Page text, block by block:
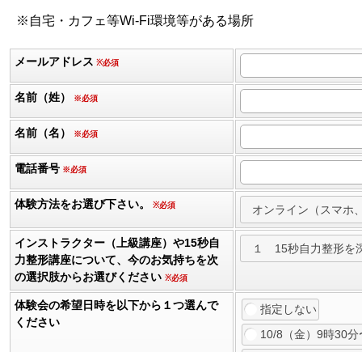
※自宅・カフェ等Wi-Fi環境等がある場所
メールアドレス ※必須
名前（姓） ※必須
名前（名） ※必須
電話番号 ※必須
体験方法をお選び下さい。 ※必須
インストラクター（上級講座）や15秒自
力整形講座について、今のお気持ちを次
の選択肢からお選びください ※必須
体験会の希望日時を以下から１つ選んで
ください
指定しない
10/8（金）9時30分